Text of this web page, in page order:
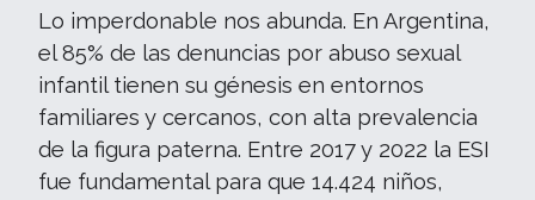
Lo imperdonable nos abunda. En Argentina,
el 85% de las denuncias por abuso sexual
infantil tienen su génesis en entornos
familiares y cercanos, con alta prevalencia
de la figura paterna. Entre 2017 y 2022 la ESI
fue fundamental para que 14.424 niños,